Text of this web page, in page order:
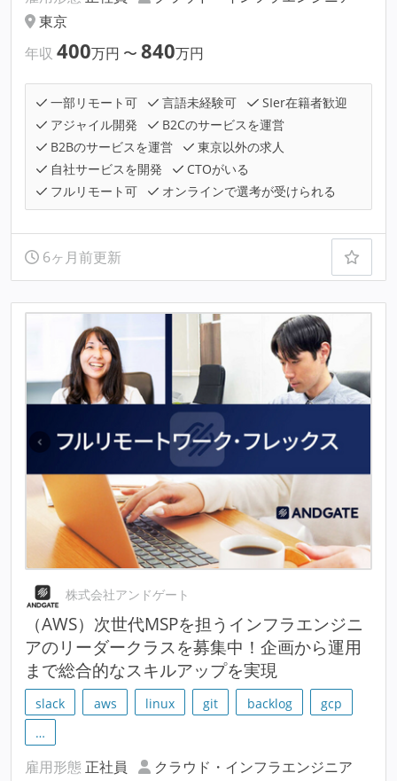
東京
年収 400万円 〜 840万円
一部リモート可 言語未経験可
SIer在籍者歓迎
アジャイル開発
B2Cのサービスを運営
B2Bのサービスを運営
東京以外の求人
自社サービスを開発
CTOがいる
フルリモート可
オンラインで選考が受けられる
6ヶ月前更新
株式会社アンドゲート
（AWS）次世代MSPを担うインフラエンジニ
アのリーダークラスを募集中！企画から運用
まで総合的なスキルアップを実現
slack aws linux git backlog
gcp
…
雇用形態 正社員
クラウド・インフラエンジニア